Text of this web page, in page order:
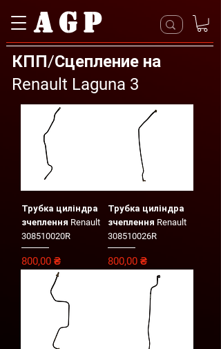
AGP
КПП/Сцепление на
Renault Laguna 3
Трубка циліндра
зчеплення Renault
308510020R
Цена
800,00 ₴
Трубка циліндра
зчеплення Renault
308510026R
Цена
800,00 ₴